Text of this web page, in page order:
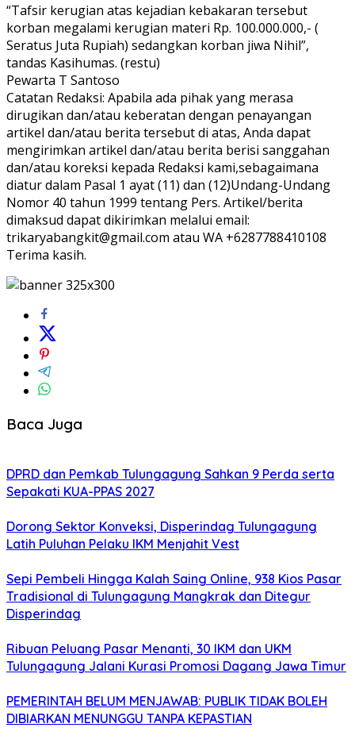
“Tafsir kerugian atas kejadian kebakaran tersebut
korban megalami kerugian materi Rp. 100.000.000,- (
Seratus Juta Rupiah) sedangkan korban jiwa Nihil”,
tandas Kasihumas. (restu)
Pewarta T Santoso
Catatan Redaksi: Apabila ada pihak yang merasa
dirugikan dan/atau keberatan dengan penayangan
artikel dan/atau berita tersebut di atas, Anda dapat
mengirimkan artikel dan/atau berita berisi sanggahan
dan/atau koreksi kepada Redaksi kami,sebagaimana
diatur dalam Pasal 1 ayat (11) dan (12)Undang-Undang
Nomor 40 tahun 1999 tentang Pers. Artikel/berita
dimaksud dapat dikirimkan melalui email:
trikaryabangkit@gmail.com atau WA +6287788410108
Terima kasih.
Baca Juga
DPRD dan Pemkab Tulungagung Sahkan 9 Perda serta
Sepakati KUA-PPAS 2027
Dorong Sektor Konveksi, Disperindag Tulungagung
Latih Puluhan Pelaku IKM Menjahit Vest
Sepi Pembeli Hingga Kalah Saing Online, 938 Kios Pasar
Tradisional di Tulungagung Mangkrak dan Ditegur
Disperindag
Ribuan Peluang Pasar Menanti, 30 IKM dan UKM
Tulungagung Jalani Kurasi Promosi Dagang Jawa Timur
PEMERINTAH BELUM MENJAWAB: PUBLIK TIDAK BOLEH
DIBIARKAN MENUNGGU TANPA KEPASTIAN